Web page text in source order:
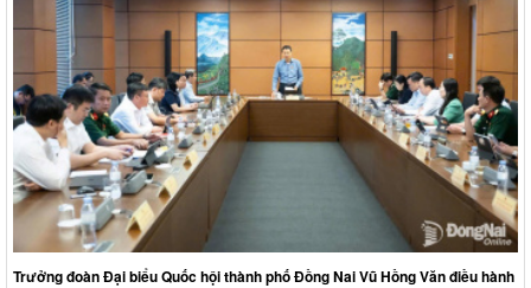
Trưởng đoàn Đại biểu Quốc hội thành phố Đồng Nai Vũ Hồng Văn điều hành